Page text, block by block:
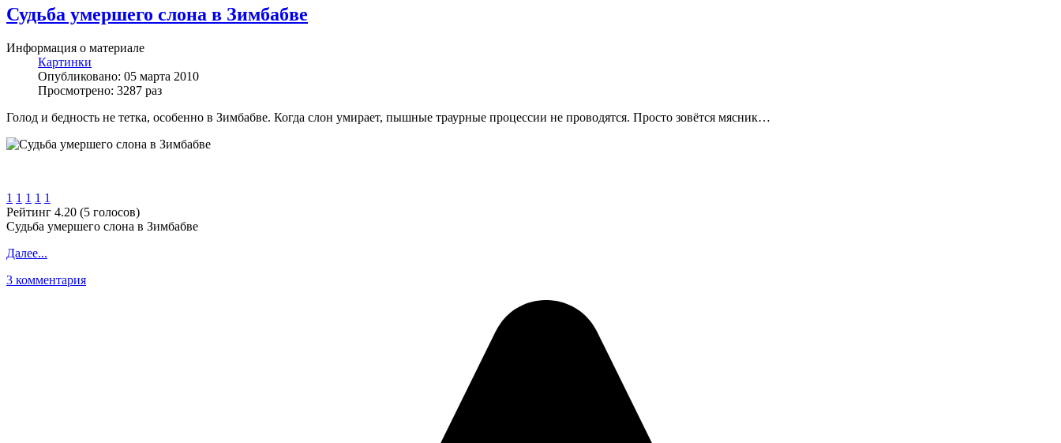
Судьба умершего слона в Зимбабве
Информация о материале
Картинки
Опубликовано: 05 марта 2010
Просмотрено: 3287 раз
Голод и бедность не тетка, особенно в Зимбабве. Когда слон умирает, пышные траурные процессии не проводятся. Просто зовётся мясник…
1 1 1 1 1
Рейтинг 4.20 (5 голосов)
Судьба умершего слона в Зимбабве
Далее...
3 комментария